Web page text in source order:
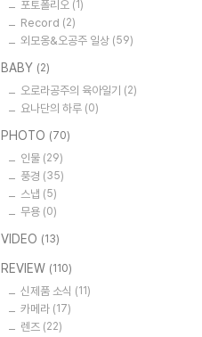
포토폴리오 (1)
Record (2)
외모옹&오공주 일상 (59)
BABY (2)
오로라공주의 육아일기 (2)
요나단의 하루 (0)
PHOTO (70)
인물 (29)
풍경 (35)
스냅 (5)
무용 (0)
VIDEO (13)
REVIEW (110)
신제품 소식 (11)
카메라 (17)
렌즈 (22)